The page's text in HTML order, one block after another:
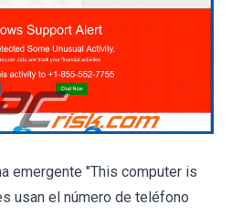
emergente "This computer is
usan el número de teléfono